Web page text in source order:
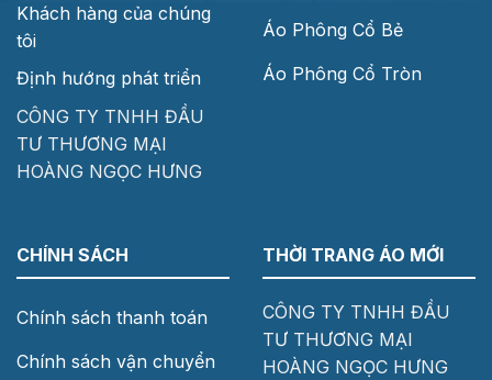
Khách hàng của chúng
tôi
Định hướng phát triển
CÔNG TY TNHH ĐẦU
TƯ THƯƠNG MẠI
HOÀNG NGỌC HƯNG
Áo Phông Cổ Bẻ
Áo Phông Cổ Tròn
CHÍNH SÁCH
Chính sách thanh toán
Chính sách vận chuyển
THỜI TRANG ÁO MỚI
CÔNG TY TNHH ĐẦU
TƯ THƯƠNG MẠI
HOÀNG NGỌC HƯNG